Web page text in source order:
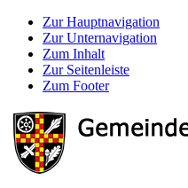
Zur Hauptnavigation
Zur Unternavigation
Zum Inhalt
Zur Seitenleiste
Zum Footer